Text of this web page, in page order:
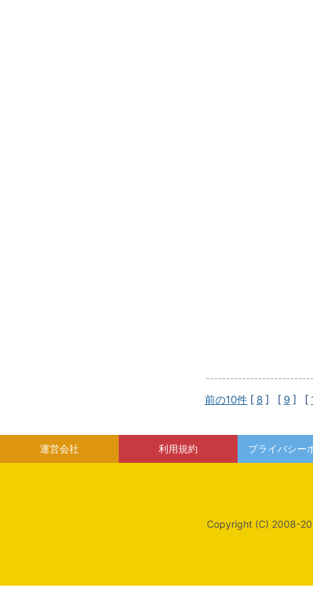
前の10件 [ 8 ] [ 9 ] [
運営会社 利用規約 プライバシー
Copyright (C) 2008-